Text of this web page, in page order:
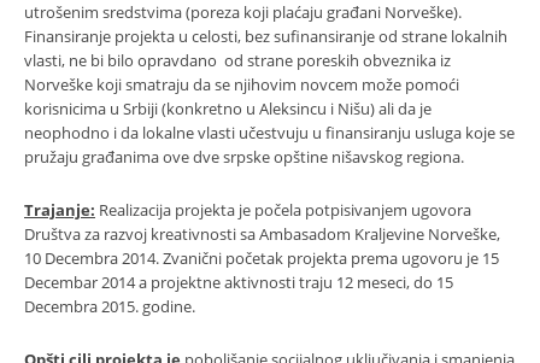
utrošenim sredstvima (poreza koji plaćaju građani Norveške).
Finansiranje projekta u celosti, bez sufinansiranje od strane lokalnih
vlasti, ne bi bilo opravdano od strane poreskih obveznika iz
Norveške koji smatraju da se njihovim novcem može pomoći
korisnicima u Srbiji (konkretno u Aleksincu i Nišu) ali da je
neophodno i da lokalne vlasti učestvuju u finansiranju usluga koje se
pružaju građanima ove dve srpske opštine nišavskog regiona.
Trajanje: Realizacija projekta je počela potpisivanjem ugovora
Društva za razvoj kreativnosti sa Ambasadom Kraljevine Norveške,
10 Decembra 2014. Zvanični početak projekta prema ugovoru je 15
Decembar 2014 a projektne aktivnosti traju 12 meseci, do 15
Decembra 2015. godine.